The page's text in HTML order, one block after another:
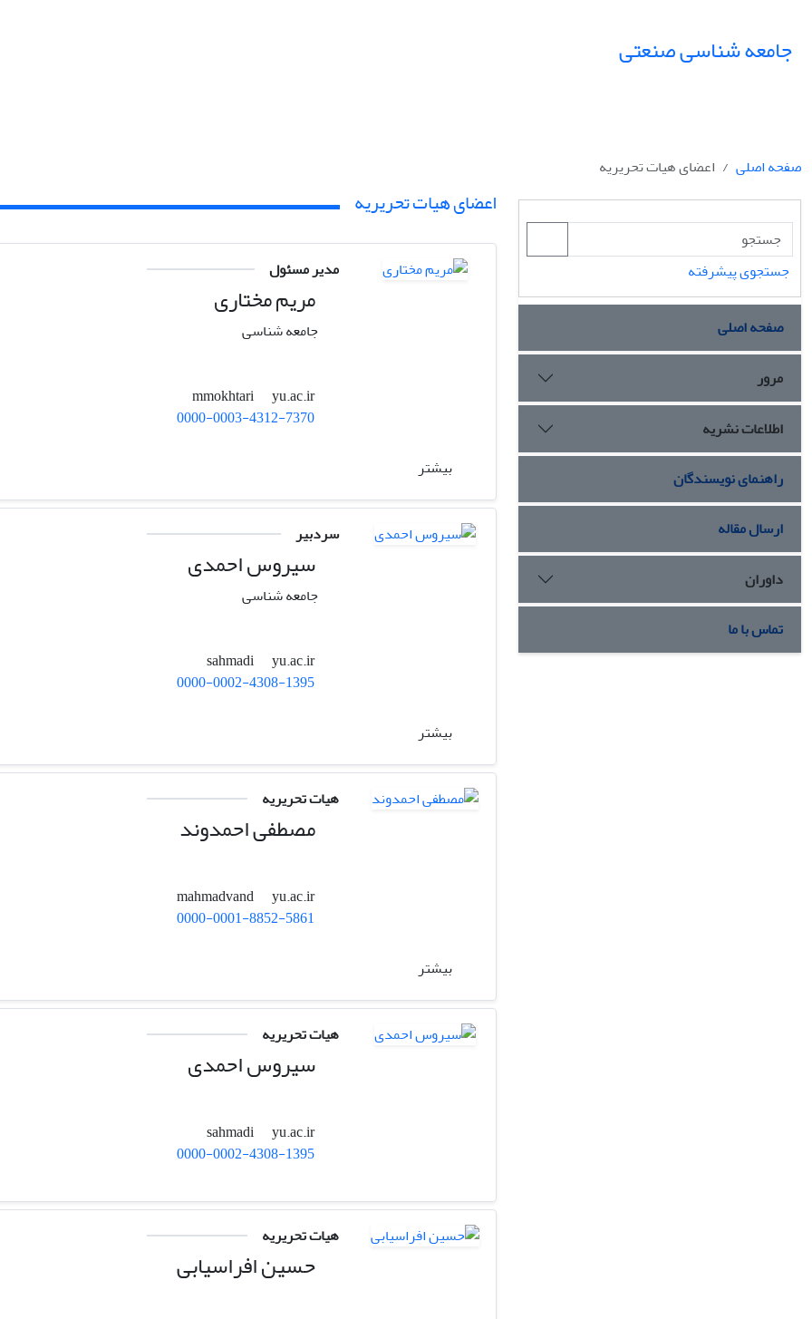
جامعه شناسی صنعتی
صفحه اصلی اعضای هیات تحریریه
جستجوی پیشرفته
صفحه اصلی
مرور
اطلاعات نشریه
راهنمای نویسندگان
ارسال مقاله
داوران
تماس با ما
اعضای هیات تحریریه
مدیر مسئول
مریم مختاری
جامعه شناسی
mmokhtari
yu.ac.ir
0000-0003-4312-7370
بیشتر
سردبیر
سیروس احمدی
جامعه شناسی
sahmadi
yu.ac.ir
0000-0002-4308-1395
بیشتر
هیات تحریریه
مصطفی احمدوند
mahmadvand
yu.ac.ir
0000-0001-8852-5861
بیشتر
هیات تحریریه
سیروس احمدی
sahmadi
yu.ac.ir
0000-0002-4308-1395
هیات تحریریه
حسین افراسیابی